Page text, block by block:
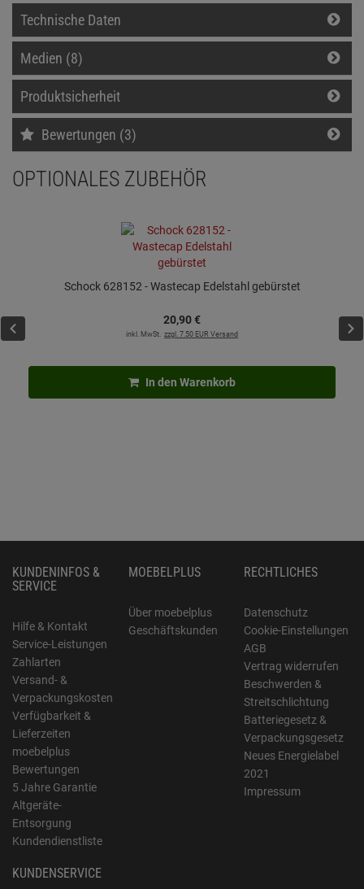
Technische Daten
Medien (8)
Produktsicherheit
Bewertungen (3)
OPTIONALES ZUBEHÖR
Schock 628152 - Wastecap Edelstahl gebürstet
20,90€
inkl. MwSt. zzgl. 7.50 EUR Versand
In den Warenkorb
KUNDENINFOS &
SERVICE
Hilfe & Kontakt
Service-Leistungen
Zahlarten
Versand- &
Verpackungskosten
Verfügbarkeit &
Lieferzeiten
moebelplus
Bewertungen
5 Jahre Garantie
Altgeräte-
Entsorgung
Kundendienstliste
MOEBELPLUS
Über moebelplus
Geschäftskunden
RECHTLICHES
Datenschutz
Cookie-Einstellungen
AGB
Vertrag widerrufen
Beschwerden &
Streitschlichtung
Batteriegesetz &
Verpackungsgesetz
Neues Energielabel
2021
Impressum
KUNDENSERVICE